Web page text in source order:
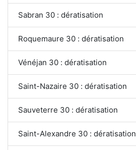
Sabran 30 : dératisation
Roquemaure 30 : dératisation
Vénéjan 30 : dératisation
Saint-Nazaire 30 : dératisation
Sauveterre 30 : dératisation
Saint-Alexandre 30 : dératisation